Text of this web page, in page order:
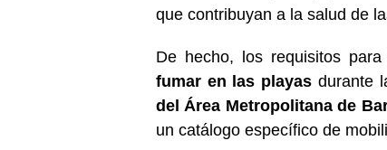
que contribuyan a la salud de
De hecho, los requisitos
fumar en las playas durante
del Área Metropolitana de
un catálogo específico de